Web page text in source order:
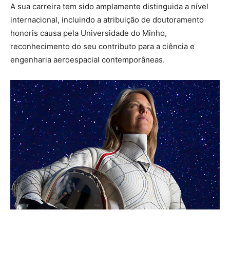
A sua carreira tem sido amplamente distinguida a nível
internacional, incluindo a atribuição de doutoramento
honoris causa pela Universidade do Minho,
reconhecimento do seu contributo para a ciência e
engenharia aeroespacial contemporâneas.